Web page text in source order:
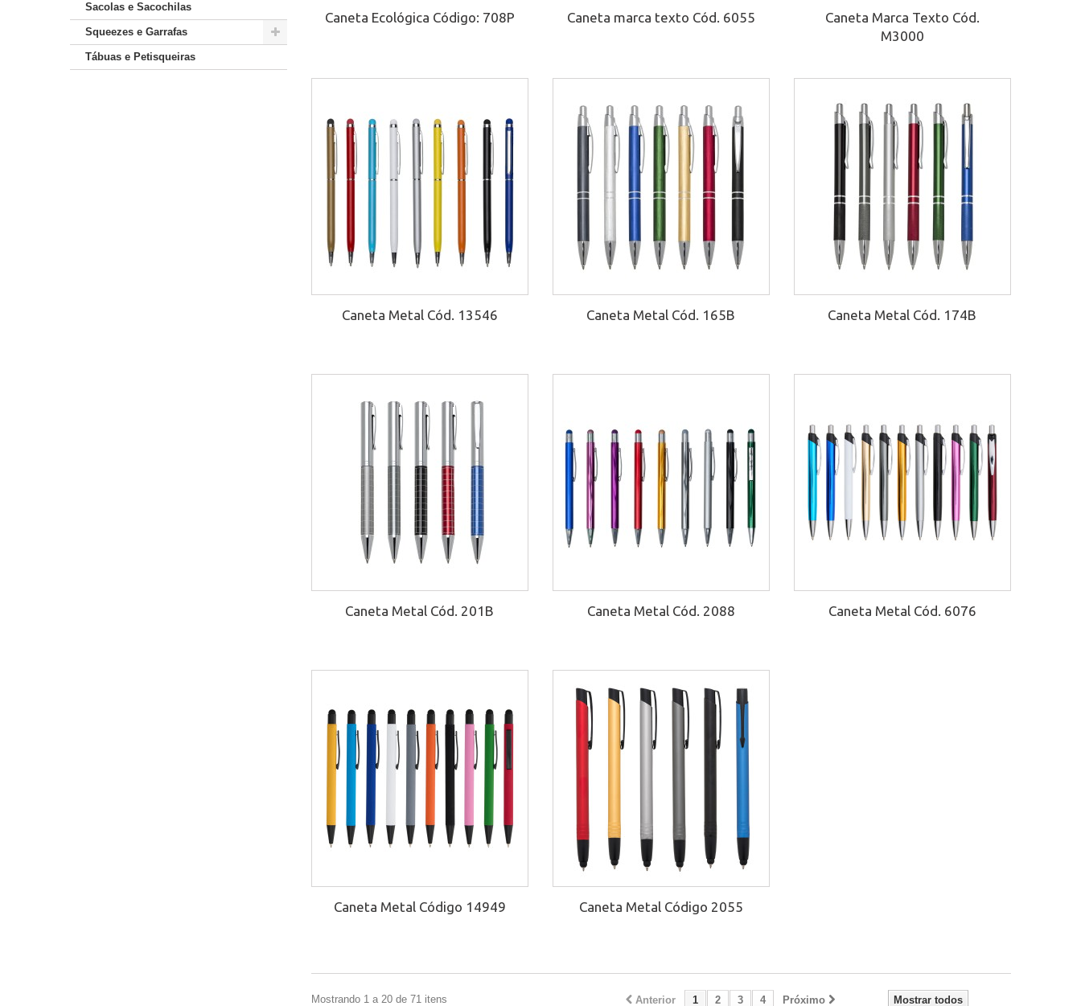
Sacolas e Sacochilas
Squeezes e Garrafas
Tábuas e Petisqueiras
Caneta Ecológica Código: 708P Caneta marca texto Cód. 6055
Caneta Marca Texto Cód.
M3000
Caneta Metal Cód. 13546 Caneta Metal Cód. 165B Caneta Metal Cód. 174B
Caneta Metal Cód. 201B Caneta Metal Cód. 2088 Caneta Metal Cód. 6076
Caneta Metal Código 14949 Caneta Metal Código 2055
Mostrar todos
Anterior 1 2 3 4 Próximo
Mostrando 1 a 20 de 71 itens